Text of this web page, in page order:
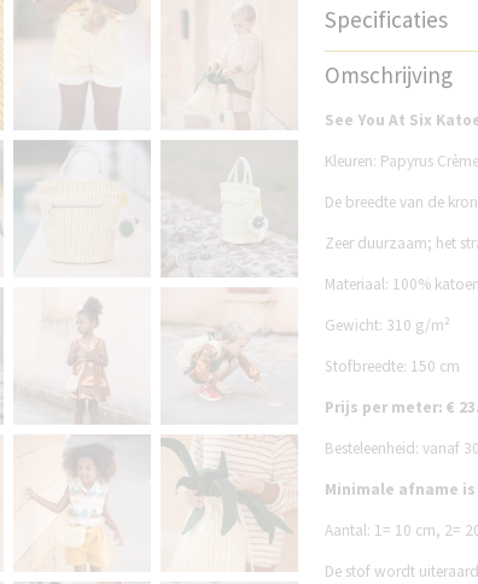
Specificaties
Productcode
Omschrijving
See You At Six
Kleuren: Papyrus
De breedte van de
Zeer duurzaam; het
Materiaal: 100%
Gewicht: 310 g/m²
Stofbreedte: 150 cm
Prijs per meter: €
Besteleenheid: vanaf
Minimale afname
Aantal: 1= 10 cm, 2=
De stof wordt